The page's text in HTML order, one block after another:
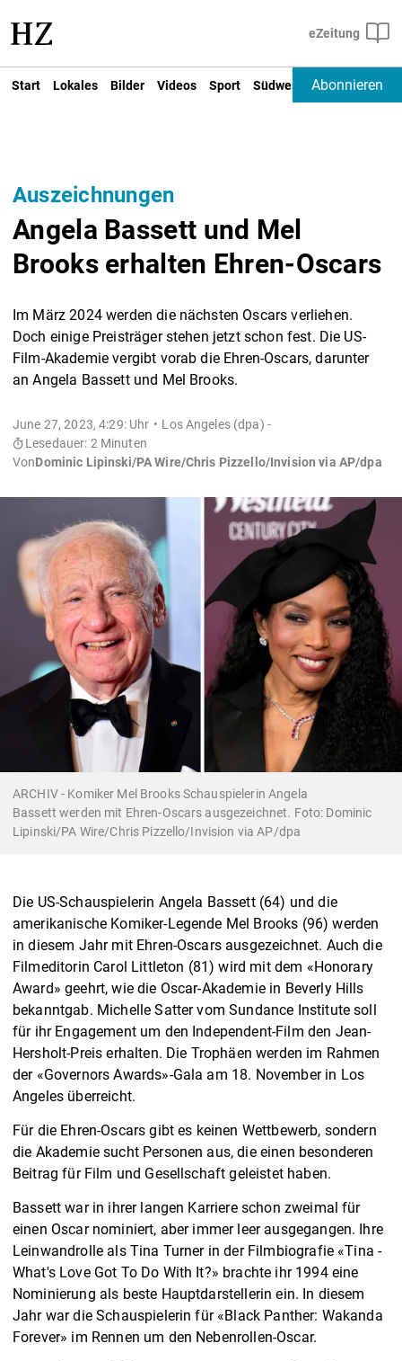
Start Lokales Bilder Videos Sport Südwest Deutschland
Abonnieren
Auszeichnungen
Angela Bassett und Mel
Brooks erhalten Ehren-Oscars
Im März 2024 werden die nächsten Oscars verliehen.
Doch einige Preisträger stehen jetzt schon fest. Die US-
Film-Akademie vergibt vorab die Ehren-Oscars, darunter
an Angela Bassett und Mel Brooks.
June 27, 2023, 4:29: Uhr
Los Angeles (dpa) -
Lesedauer: 2 Minuten
VonDominic Lipinski/PA Wire/Chris Pizzello/Invision via AP/dpa
ARCHIV - Komiker Mel Brooks Schauspielerin Angela
Bassett werden mit Ehren-Oscars ausgezeichnet. Foto: Dominic
Lipinski/PA Wire/Chris Pizzello/Invision via AP/dpa
Die US-Schauspielerin Angela Bassett (64) und die
amerikanische Komiker-Legende Mel Brooks (96) werden
in diesem Jahr mit Ehren-Oscars ausgezeichnet. Auch die
Filmeditorin Carol Littleton (81) wird mit dem «Honorary
Award» geehrt, wie die Oscar-Akademie in Beverly Hills
bekanntgab. Michelle Satter vom Sundance Institute soll
für ihr Engagement um den Independent-Film den Jean-
Hersholt-Preis erhalten. Die Trophäen werden im Rahmen
der «Governors Awards»-Gala am 18. November in Los
Angeles überreicht.
Für die Ehren-Oscars gibt es keinen Wettbewerb, sondern
die Akademie sucht Personen aus, die einen besonderen
Beitrag für Film und Gesellschaft geleistet haben.
Bassett war in ihrer langen Karriere schon zweimal für
einen Oscar nominiert, aber immer leer ausgegangen. Ihre
Leinwandrolle als Tina Turner in der Filmbiografie «Tina -
What's Love Got To Do With It?» brachte ihr 1994 eine
Nominierung als beste Hauptdarstellerin ein. In diesem
Jahr war die Schauspielerin für «Black Panther: Wakanda
Forever» im Rennen um den Nebenrollen-Oscar.